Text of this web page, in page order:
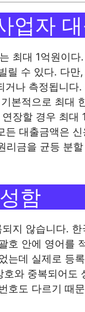
업자
최대 1억원이
릴 수 있다. 다
나 측정됩니
본적으로 최대
장할 경우 최대
대출금액은
금을 균등 분
함
지 않습니다.
호 안에 영어를
는데 실제로 등
와 중복되어도
호도 다르기 때